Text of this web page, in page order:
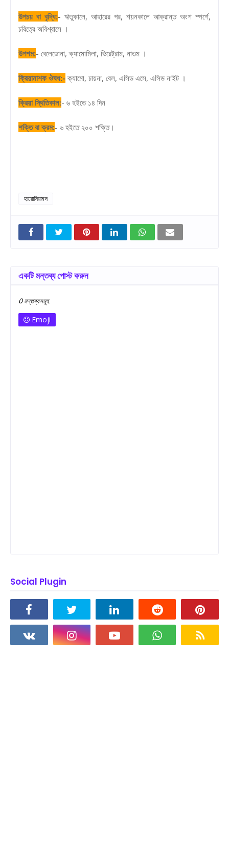
উপচয় বা বৃদ্ধি:- ঋতুকালে, আহারের পর, শয়নকালে আক্রান্ত অংশ স্পর্শে,
চরিত্রে অবিশ্বাসে ।
উপশম:- বেলেডোনা, ক্যামোমিলা, ভিরেট্রাম, নাতম ।
ক্রিয়ানাশক ঔষধ:- ক্যামো, চায়না, বেল, এসিড এসে, এসিড নাইট ।
ক্রিয়া স্থিতিকাল:- ৬ হইতে ১৪ দিন
শক্তি বা ক্রম:- ৬ হইতে ২০০ শক্তি।
হায়োসিয়ামস
একটি মন্তব্য পোস্ট করুন
0 মন্তব্যসমূহ
Emoji
Social Plugin